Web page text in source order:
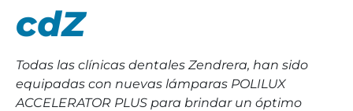
cdZ
Todas las clínicas dentales Zendrera, han sido
equipadas con nuevas lámparas POLILUX
ACCELERATOR PLUS para brindar un óptimo